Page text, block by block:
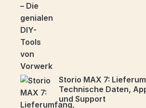
Storio MAX 7:
Technische Daten,
und Support